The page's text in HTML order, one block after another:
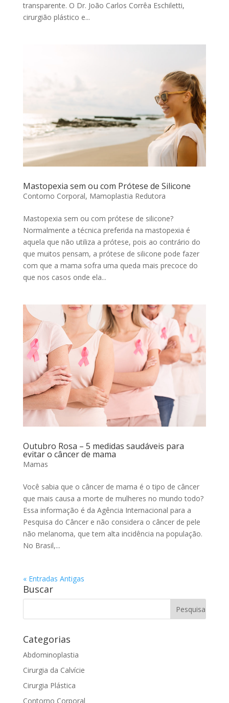
transparente. O Dr. João Carlos Corrêa Eschiletti,
cirurgião plástico e...
Mastopexia sem ou com Prótese de Silicone
Contorno Corporal, Mamoplastia Redutora
Mastopexia sem ou com prótese de silicone?
Normalmente a técnica preferida na mastopexia é
aquela que não utiliza a prótese, pois ao contrário do
que muitos pensam, a prótese de silicone pode fazer
com que a mama sofra uma queda mais precoce do
que nos casos onde ela...
Outubro Rosa – 5 medidas saudáveis para
evitar o câncer de mama
Mamas
Você sabia que o câncer de mama é o tipo de câncer
que mais causa a morte de mulheres no mundo todo?
Essa informação é da Agência Internacional para a
Pesquisa do Câncer e não considera o câncer de pele
não melanoma, que tem alta incidência na população.
No Brasil,...
« Entradas Antigas
Buscar
Categorias
Abdominoplastia
Cirurgia da Calvície
Cirurgia Plástica
Contorno Corporal